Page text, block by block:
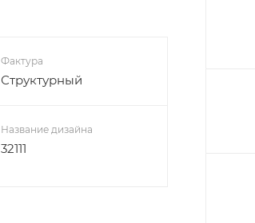
Фактура
Структурный
Название дизайна
32111